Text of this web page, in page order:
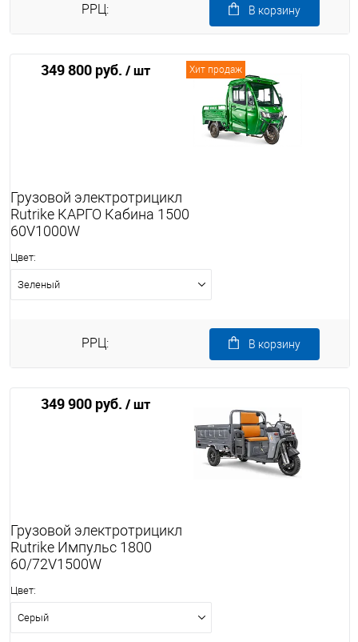
РРЦ:
349 800 руб. / шт
В корзину
Хит продаж
Грузовой электротрицикл
Rutrike КАРГО Кабина 1500
60V1000W
Цвет:
Зеленый
РРЦ:
349 900 руб. / шт
В корзину
Грузовой электротрицикл
Rutrike Импульс 1800
60/72V1500W
Цвет:
Серый